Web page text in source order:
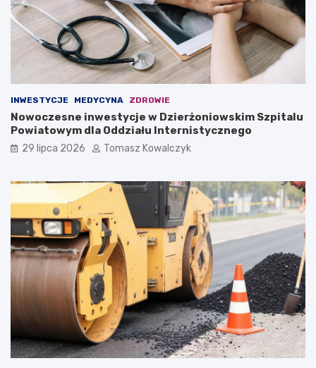
INWESTYCJE MEDYCYNA ZDROWIE
Nowoczesne inwestycje w Dzierżoniowskim Szpitalu
Powiatowym dla Oddziału Internistycznego
29 lipca 2026 Tomasz Kowalczyk